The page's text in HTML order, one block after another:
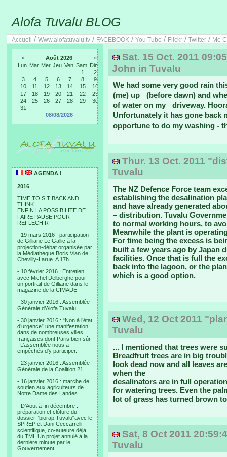
Alofa Tuvalu BLOG
Accueil / Www.alofatuvalu.tv / FACEBOOK / You Tube / Flickr / Twitter / Me
« Août 2026
»
Lun. Mar. Mer. Jeu. Ven. Sam. Dim.
1
2
3
4 5 6 7 8
9
10
11 12 13 14 15
16
17
18 19 20 21 22
23
24
25 26 27 28 29
30
31
08/08/2026
AGENDA !
2016
TIME TO SIT BACK AND
THINK
ENFIN LA POSSIBILITE DE
FAIRE PAUSE POUR
REFLECHIR
- 19 mars 2016 : participation
de Gilliane Le Gallic à la
projection-débat organisée par
la Médiathèque Boris Vian de
Chevilly-Larue. A 17h
- 10 février 2016 : Entretien
avec Michel Delberghe pour
un portrait de Gilliane dans le
magazine de la CIMADE
- 30 janvier 2016 : Assemblée
Générale d’Alofa Tuvalu
- 30 janvier 2016 : “Non à l’état
d’urgence” une manifestation
dans de nombreuses villes
françaises dont Paris bien sûr
. L’assemblée nous a
empêchés d’y participer.
- 23 janvier 2016 : Assemblée
Générale de la Coalition 21
- 16 janvier 2016 : marche de
soutien aux agriculteurs de
Notre Dame des Landes
- D’Aout à fin décembre :
préparation et clôture du
dossier “biorap Tuvalu“avec le
SPREP et Dani Ceccarrelli,
scientifique, co-auteure déjà
du TML Un projet annulé à la
dernière minute par le
Gouvernement.
Sat. 15 Oct. 2011
John in Tuvalu
We had some very good rain
(me) up (before dawn) and
of water on my driveway.
Unfortunately it has gone
opportune to do my washing -
Thur. 13 Oct. 2011
Tuvalu
The NZ Defence Force team
establishing the desalination
and have already generated
– distribution. Tuvalu
to normal working hours, to
Meanwhile the plant is
For time being the excess is
built a few years ago by Japan
facilities. Once that is full the
back into the lagoon, or the
which is a good option.
Wed, 12 Oct 2011
Tuvalu
... I mentioned that trees were
Breadfruit trees are in big
look dead now and all leaves
when the
desalinators are in full
for watering trees. Even the
lot of grass has turned brown
Sat, 8 Oct 2011
Tuvalu